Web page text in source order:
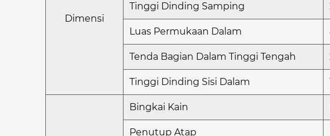
Dimensi
Tinggi Dinding Samping
Luas Permukaan Dalam
Tenda Bagian Dalam Tinggi Tengah
Tinggi Dinding Sisi Dalam
Bingkai Kain
Penutup Atap